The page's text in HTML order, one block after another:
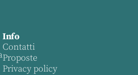
Info
Contatti
Proposte
Privacy policy